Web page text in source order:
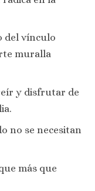
del vínculo
muralla
y disfrutar de
no se necesitan
más que